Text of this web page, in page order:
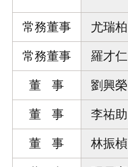
常務董事 尤瑞柏
常務董事 羅才仁
董 事 劉興榮
董 事 李祐助
董 事 林振楨